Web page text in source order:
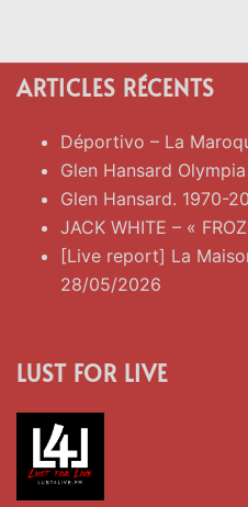
ARTICLES RÉCENTS
Déportivo – La
Glen Hansard
Glen Hansard. 1970-
JACK WHITE – «
[Live report] La
28/05/2026
LUST FOR LIVE